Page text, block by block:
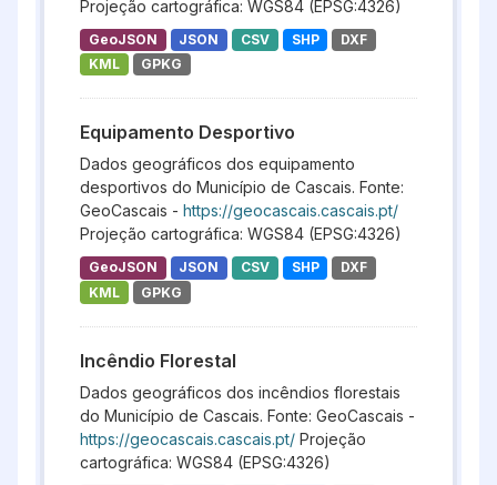
Projeção cartográfica: WGS84 (EPSG:4326)
GeoJSON JSON CSV SHP
DXF
KML
GPKG
Equipamento Desportivo
Dados geográficos dos equipamento
desportivos do Município de Cascais. Fonte:
GeoCascais - https://geocascais.cascais.pt/
Projeção cartográfica: WGS84 (EPSG:4326)
GeoJSON JSON CSV SHP
DXF
KML
GPKG
Incêndio Florestal
Dados geográficos dos incêndios florestais
do Município de Cascais. Fonte: GeoCascais -
https://geocascais.cascais.pt/ Projeção
cartográfica: WGS84 (EPSG:4326)